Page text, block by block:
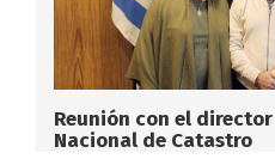
Reunión con el
Nacional de Catastro